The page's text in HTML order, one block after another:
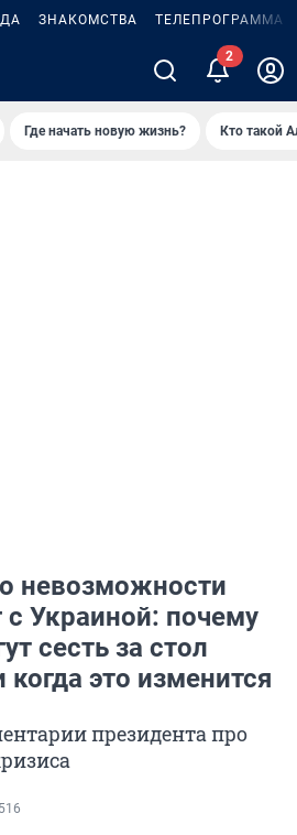
ЗНАКОМСТВА ТЕЛЕПРОГРАММА
Где начать новую жизнь? Кто такой
невозможности
с Украиной: почему
сесть за стол
когда это изменится
президента про